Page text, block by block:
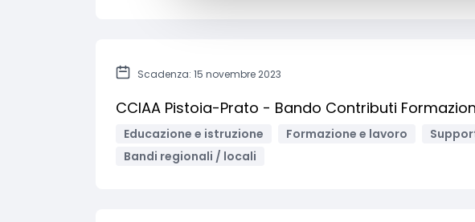
Scadenza: 15 novembre 2023
CCIAA Pistoia-Prato - Bando Contributi
Educazione e istruzione Formazione e lavoro
Bandi regionali / locali